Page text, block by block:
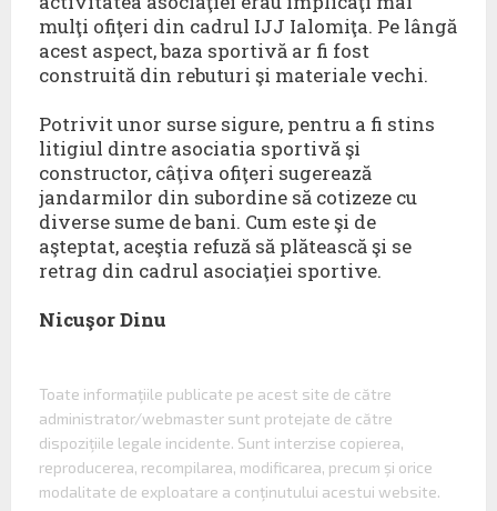
mulţi ofiţeri din cadrul IJJ Ialomiţa. Pe lângă
acest aspect, baza sportivă ar fi fost
construită din rebuturi şi materiale vechi.
Potrivit unor surse sigure, pentru a fi stins
litigiul dintre asociatia sportivă şi
constructor, câţiva ofiţeri sugerează
jandarmilor din subordine să cotizeze cu
diverse sume de bani. Cum este şi de
aşteptat, aceştia refuză să plătească şi se
retrag din cadrul asociaţiei sportive.
Nicuşor Dinu
Toate informaţiile publicate pe acest site de către
administrator/webmaster sunt protejate de către
dispoziţiile legale incidente. Sunt interzise copierea,
reproducerea, recompilarea, modificarea, precum şi orice
modalitate de exploatare a conţinutului acestui website.